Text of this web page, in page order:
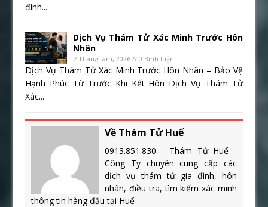
đình...
Dịch Vụ Thám Tử Xác Minh Trước Hôn
Nhân
7 Tháng tám, 2026 // 0 Bình luận
Dịch Vụ Thám Tử Xác Minh Trước Hôn Nhân – Bảo Vệ
Hạnh Phúc Từ Trước Khi Kết Hôn Dịch Vụ Thám Tử
Xác...
Về Thám Tử Huế
0913.851.830 - Thám Tử Huế -
Công Ty chuyên cung cấp các
dịch vụ thám tử gia đình, hôn
nhân, điều tra, tìm kiếm xác minh
thông tin hàng đầu tại Huế